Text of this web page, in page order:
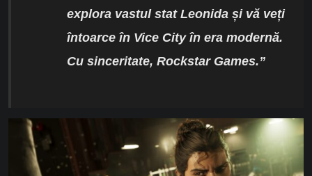
explora vastul stat Leonida și vă veți
întoarce în Vice City în era modernă.
Cu sinceritate, Rockstar Games.”